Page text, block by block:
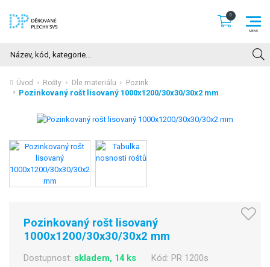
Úvod Rošty Dle materiálu Pozink
Pozinkovaný rošt lisovaný 1000x1200/30x30/30x2 mm
Pozinkovaný rošt lisovaný
1000x1200/30x30/30x2 mm
Dostupnost: skladem, 14 ks Kód: PR 1200s